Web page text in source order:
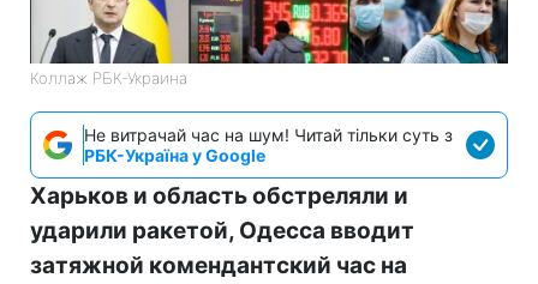
Коллаж РБК-Украина
Не витрачай час на шум! Читай тільки суть з
РБК-Україна у Google
Харьков и область обстреляли и
ударили ракетой, Одесса вводит
затяжной комендантский час на